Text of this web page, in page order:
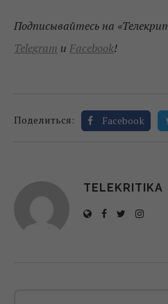
Подписывайтесь на
Telegram и Facebook!
Поделиться: Facebook
TELEKRITIKA